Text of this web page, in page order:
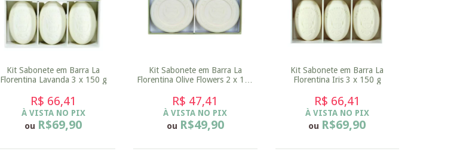
Kit Sabonete em Barra La
Florentina Lavanda 3 x 150 g
R$ 66,41
À VISTA NO PIX
ou R$69,90
Kit Sabonete em Barra La
Florentina Olive Flowers 2 x 115
R$ 47,41
À VISTA NO PIX
ou R$49,90
Kit Sabonete em Barra La
Florentina Iris 3 x 150 g
R$ 66,41
À VISTA NO PIX
ou R$69,90